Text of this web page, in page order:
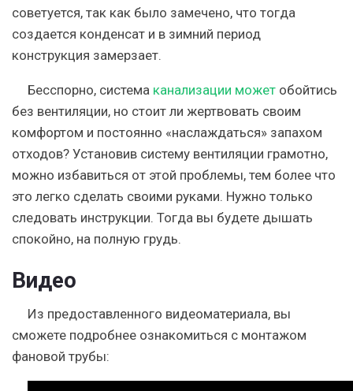
советуется, так как было замечено, что тогда
создается конденсат и в зимний период
конструкция замерзает.
Бесспорно, система канализации может обойтись
без вентиляции, но стоит ли жертвовать своим
комфортом и постоянно «наслаждаться» запахом
отходов? Установив систему вентиляции грамотно,
можно избавиться от этой проблемы, тем более что
это легко сделать своими руками. Нужно только
следовать инструкции. Тогда вы будете дышать
спокойно, на полную грудь.
Видео
Из предоставленного видеоматериала, вы
сможете подробнее ознакомиться с монтажом
фановой трубы: